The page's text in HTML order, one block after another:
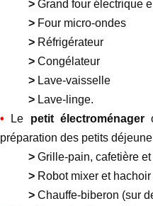
> Grand four électrique
> Four micro-ondes
> Réfrigérateur
> Congélateur
> Lave-vaisselle
> Lave-linge.
• Le petit électroménager
préparation des petits
> Grille-pain, cafetière
> Robot mixer et hachoir
> Chauffe-biberon (sur